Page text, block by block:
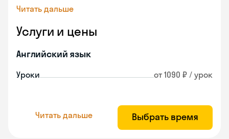
Читать дальше
Услуги и цены
Английский язык
Уроки от 1090 ₽ / урок
Читать дальше Выбрать время